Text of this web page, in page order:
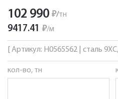
102 990 ₽/тн
9417.41 ₽/м
[ Артикул: Н0565562 | сталь
кол-во, тн